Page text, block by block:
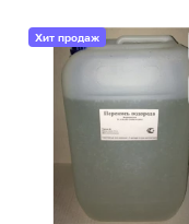
Хит продаж